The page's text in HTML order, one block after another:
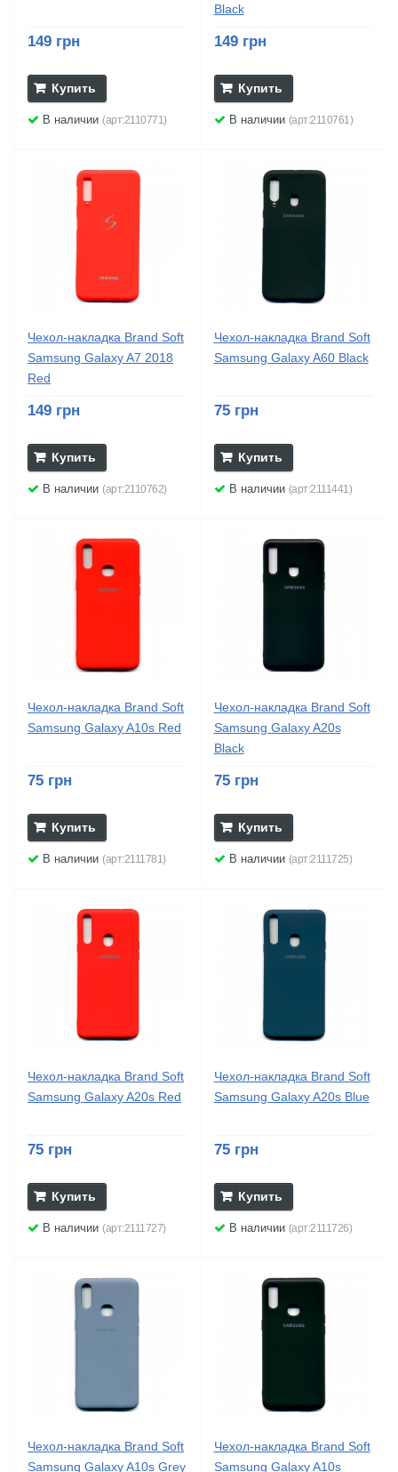
149 грн
Купить
В наличии (арт:2110771)
Black
149 грн
Купить
В наличии (арт:2110761)
Чехол-накладка Brand Soft
Samsung Galaxy A7 2018
Red
149 грн
Купить
В наличии (арт:2110762)
Чехол-накладка Brand Soft
Samsung Galaxy A60 Black
75 грн
Купить
В наличии (арт:2111441)
Чехол-накладка Brand Soft
Samsung Galaxy A10s Red
75 грн
Купить
В наличии (арт:2111781)
Чехол-накладка Brand Soft
Samsung Galaxy A20s
Black
75 грн
Купить
В наличии (арт:2111725)
Чехол-накладка Brand Soft
Samsung Galaxy A20s Red
75 грн
Купить
В наличии (арт:2111727)
Чехол-накладка Brand Soft
Samsung Galaxy A20s Blue
75 грн
Купить
В наличии (арт:2111726)
Чехол-накладка Brand Soft
Samsung Galaxy A10s Grey
Чехол-накладка Brand Soft
Samsung Galaxy A10s